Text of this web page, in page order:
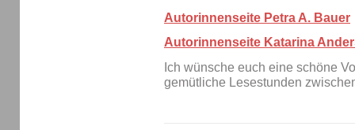
Autorinnenseite Petra A. Bauer
Autorinnenseite Katarina
Ich wünsche euch eine schöne
gemütliche Lesestunden